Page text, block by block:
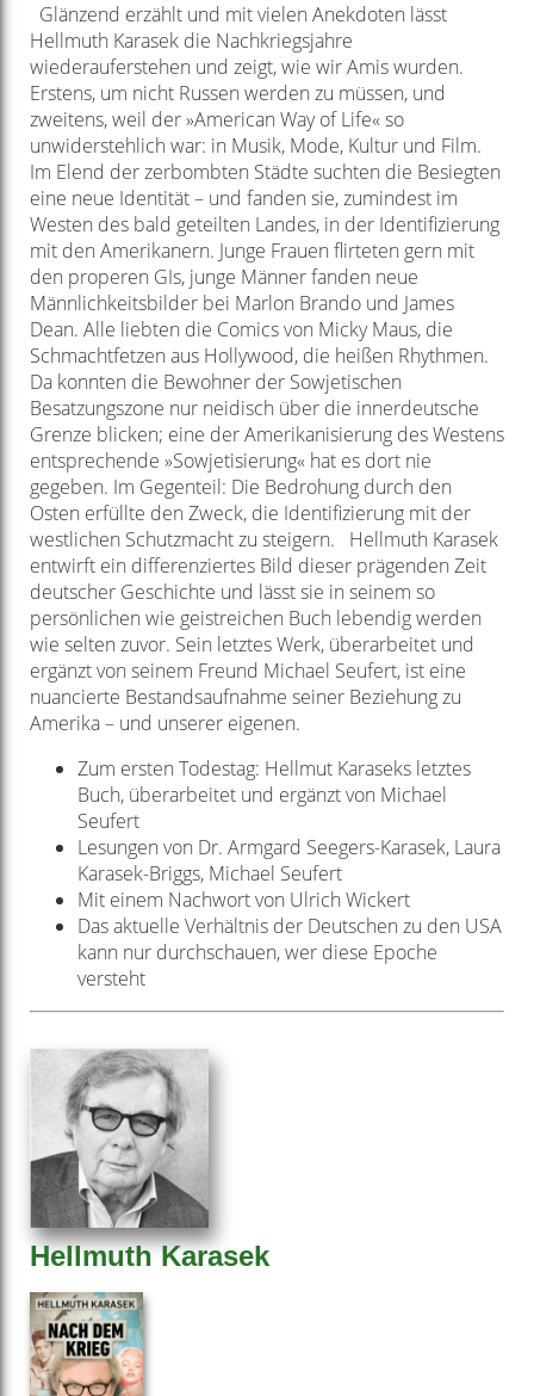
Glänzend erzählt und mit vielen Anekdoten lässt
Hellmuth Karasek die Nachkriegsjahre
wiederauferstehen und zeigt, wie wir Amis wurden.
Erstens, um nicht Russen werden zu müssen, und
zweitens, weil der »American Way of Life« so
unwiderstehlich war: in Musik, Mode, Kultur und Film.
Im Elend der zerbombten Städte suchten die Besiegten
eine neue Identität – und fanden sie, zumindest im
Westen des bald geteilten Landes, in der Identifizierung
mit den Amerikanern. Junge Frauen flirteten gern mit
den properen GIs, junge Männer fanden neue
Männlichkeitsbilder bei Marlon Brando und James
Dean. Alle liebten die Comics von Micky Maus, die
Schmachtfetzen aus Hollywood, die heißen Rhythmen.
Da konnten die Bewohner der Sowjetischen
Besatzungszone nur neidisch über die innerdeutsche
Grenze blicken; eine der Amerikanisierung des Westens
entsprechende »Sowjetisierung« hat es dort nie
gegeben. Im Gegenteil: Die Bedrohung durch den
Osten erfüllte den Zweck, die Identifizierung mit der
westlichen Schutzmacht zu steigern. Hellmuth Karasek
entwirft ein differenziertes Bild dieser prägenden Zeit
deutscher Geschichte und lässt sie in seinem so
persönlichen wie geistreichen Buch lebendig werden
wie selten zuvor. Sein letztes Werk, überarbeitet und
ergänzt von seinem Freund Michael Seufert, ist eine
nuancierte Bestandsaufnahme seiner Beziehung zu
Amerika – und unserer eigenen.
Zum ersten Todestag: Hellmut Karaseks letztes
Buch, überarbeitet und ergänzt von Michael
Seufert
Lesungen von Dr. Armgard Seegers-Karasek, Laura
Karasek-Briggs, Michael Seufert
Mit einem Nachwort von Ulrich Wickert
Das aktuelle Verhältnis der Deutschen zu den USA
kann nur durchschauen, wer diese Epoche
versteht
Hellmuth Karasek